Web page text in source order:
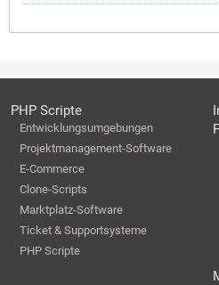
PHP Scripte
Entwicklungsumgebungen
Projektmanagement-Software
E-Commerce
Clone-Scripts
Marktplatz-Software
Ticket & Supportsysteme
PHP Scripte